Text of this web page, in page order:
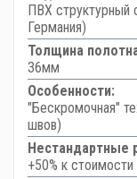
ПВХ структурный
Германия)
Толщина
36мм
Особенности:
"Бескромочная"
швов)
Нестандартные
+50% к